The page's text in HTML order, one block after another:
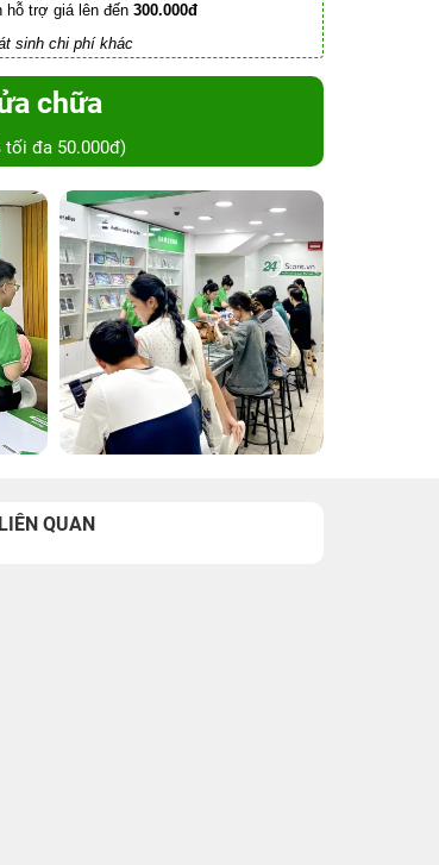
hỗ trợ giá lên đến 300.000đ
sinh chi phí khác
chữa
tối đa 50.000đ)
QUAN